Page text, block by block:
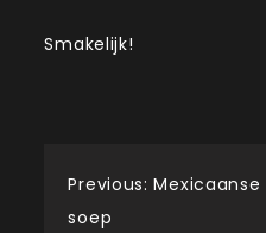
Smakelijk!
Post
Previous: Mexicaanse
soep